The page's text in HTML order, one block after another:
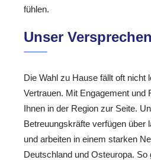
fühlen.
Unser Versprechen
Die Wahl zu Hause fällt oft nicht
Vertrauen. Mit Engagement und
Ihnen in der Region zur Seite.
Betreuungskräfte verfügen über
und arbeiten in einem starken
Deutschland und Osteuropa. So